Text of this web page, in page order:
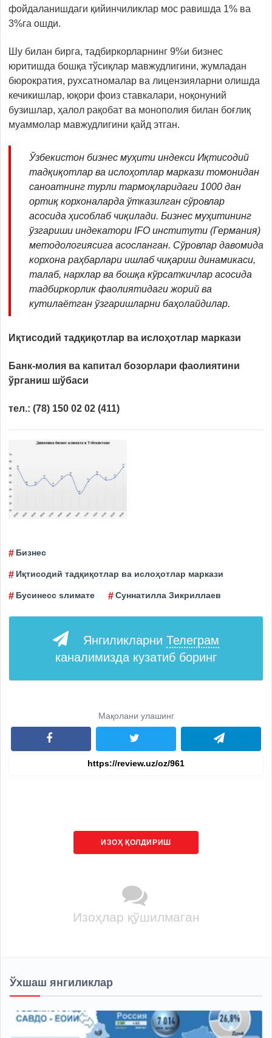
фойдаланишдаги қийинчиликлар мос равишда 1% ва
3%га ошди.
Шу билан бирга, тадбиркорларнинг 9%и бизнес
юритишда бошқа тўсиқлар мавжудлигини, жумладан
бюрократия, рухсатномалар ва лицензияларни олишда
кечикишлар, юқори фоиз ставкалари, ноқонуний
бузишлар, ҳалол рақобат ва монополия билан боғлиқ
муаммолар мавжудлигини қайд этган.
Ўзбекистон бизнес муҳити индекси Иқтисодий
тадқиқотлар ва ислоҳотлар маркази томонидан
саноатнинг турли тармоқларидаги 1000 дан
ортиқ корхоналарда ўтказилган сўровлар
асосида ҳисоблаб чиқилади. Бизнес муҳитининг
ўзгариши индекатори IFO институти (Германия)
методологиясига асосланган. Сўровлар давомида
корхона раҳбарлари ишлаб чиқариш динамикаси,
талаб, нархлар ва бошқа кўрсаткичлар асосида
тадбиркорлик фаолиятидаги жорий ва
кутилаётган ўзгаришларни баҳолайдилар.
Иқтисодий тадқиқотлар ва ислоҳотлар маркази
Банк-молия ва капитал бозорлари фаолиятини
ўрганиш шўбаси
тел.: (78) 150 02 02 (411)
Бизнес
Иқтисодий тадқиқотлар ва ислоҳотлар маркази
Бусинесс sлимате Суннатилла Зикриллаев
Янгиликларни Телеграм
каналимизда кузатиб боринг
Мақолани улашинг
ИЗОҲ ҚОЛДИРИШ
Изоҳлар қўшилмаган
Ўхшаш янгиликлар